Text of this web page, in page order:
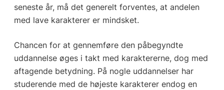
seneste år, må det generelt forventes, at andelen
med lave karakterer er mindsket.
Chancen for at gennemføre den påbegyndte
uddannelse øges i takt med karaktererne, dog med
aftagende betydning. På nogle uddannelser har
studerende med de højeste karakterer endog en